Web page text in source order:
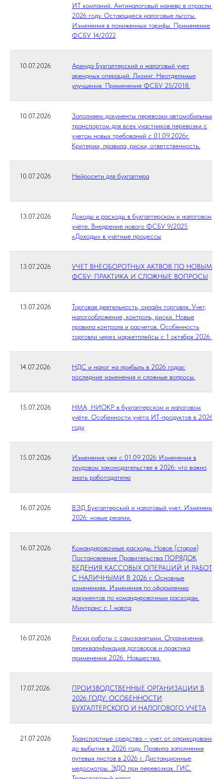
ИТ компаний. Антиналоговый маневр в отрасли в
2026 году. Остающиеся налоговые льготы.
Изменения в пониженных тарифы. Применение
ФСБУ 14/2022
10.07.2026
Аренда Бухгалтерский и налоговый учет
арендных операций. Лизинг. Неотделимые
улучшения. Применение ФСБУ 25/2018.
10.07.2026
Заполняем документы перевозки автомобильным
транспортом для всех участников перевозки с
учетом новых требований с 01.09.2026г.
Критерии, правила, риски, ответственность.
10.07.2026 Нейросети для бухгалтера
13.07.2026
Доходы и расходы в бухгалтерском и налоговом
учёте. Внедрение нового ФСБУ 9/2025
«Доходы» в учётные процессы
13.07.2026
УЧЕТ ВНЕОБОРОТНЫХ АКТВОВ ПО НОВЫМ
ФСБУ: ПРАКТИКА И СЛОЖНЫЕ ВОПРОСЫ
13.07.2026
Торговая деятельность, онлайн торговля. Учет,
налогообложение, контроль, риски. Новые
правила контроля и расчетов. Особенность
торговли через маркетплейсы с 1 октября 2026 г.
14.07.2026
НДС и налог на прибыль в 2026 годах:
последние изменения и сложные вопросы.
15.07.2026
НМА, НИОКР в бухгалтерском и налоговом
учёте. Особенности учёта ИТ-продуктов в 2026
году
15.07.2026
Изменения уже с 01.09.2026 Изменения в
трудовом законодательстве в 2026: что важно
знать работодателю
16.07.2026
ВЭД Бухгалтерский и налоговый учет. Изменения
2026: новые реалии.
16.07.2026
Командировочные расходы. Новое (старое)
Постановление Правительства ПОРЯДОК
ВЕДЕНИЯ КАССОВЫХ ОПЕРАЦИЙ И РАБОТЫ
С НАЛИЧНЫМИ В 2026 г. Основные
изменениях. Изменения по оформлению
документов по командировочным расходам.
Минтранс с 1 марта
16.07.2026
Риски работы с самозанятыми. Ограничения,
переквалификация договоров и практика
применения 2026. Новшества.
17.07.2026
ПРОИЗВОДСТВЕННЫЕ ОРГАНИЗАЦИИ В
2026 ГОДУ: ОСОБЕННОСТИ
БУХГАЛТЕРСКОГО И НАЛОГОВОГО УЧЕТА
21.07.2026
Транспортные средства – учет от оприходования
до выбытия в 2026 году. Правила заполнения
путевых листов в 2026 г. Дистанционные
медосмотры. ЭДО при перевозках. ГИС.